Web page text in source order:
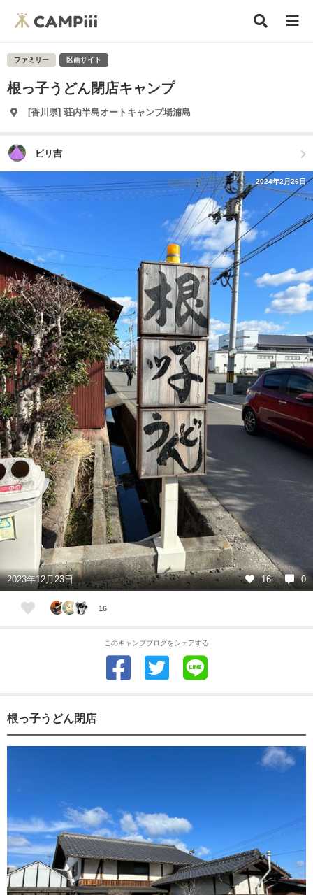
ファミリー 区画サイト
根っ子うどん閉店キャンプ
[香川県] 荘内半島オートキャンプ場浦島
ビリ吉
2024年2月26日
2023年12月23日 16 0
16
このキャンプブログをシェアする
根っ子うどん閉店